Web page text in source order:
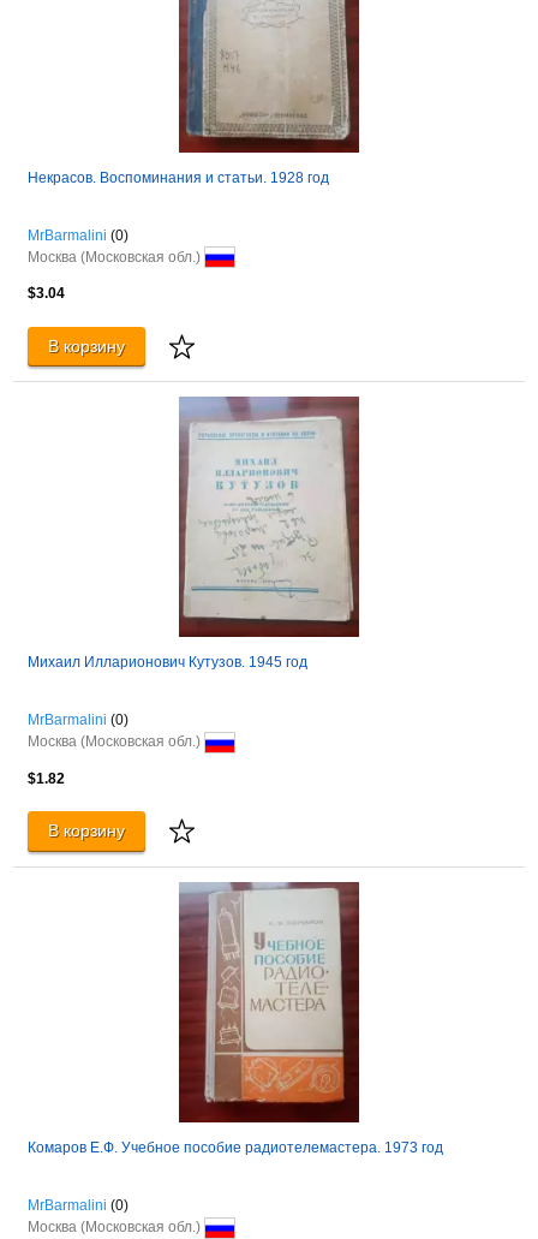
Некрасов. Воспоминания и статьи. 1928 год
MrBarmalini (0)
Москва (Московская обл.)
$3.04
В корзину
Михаил Илларионович Кутузов. 1945 год
MrBarmalini (0)
Москва (Московская обл.)
$1.82
В корзину
Комаров Е.Ф. Учебное пособие радиотелемастера. 1973 год
MrBarmalini (0)
Москва (Московская обл.)